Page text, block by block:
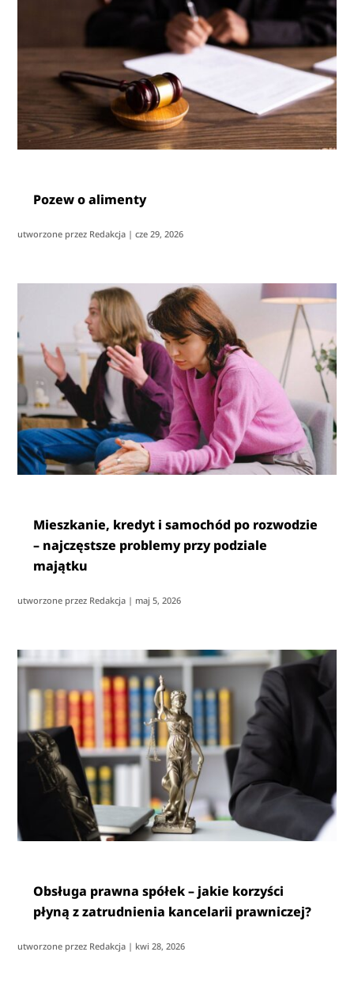
Pozew o alimenty
utworzone przez Redakcja |cze 29, 2026
Mieszkanie, kredyt i samochód po rozwodzie
– najczęstsze problemy przy podziale
majątku
utworzone przez Redakcja | maj 5, 2026
Obsługa prawna spółek – jakie korzyści
płyną z zatrudnienia kancelarii prawniczej?
utworzone przez Redakcja | kwi 28, 2026